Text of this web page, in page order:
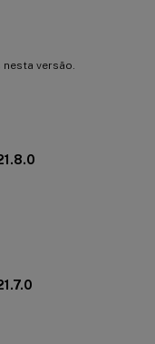
versão.